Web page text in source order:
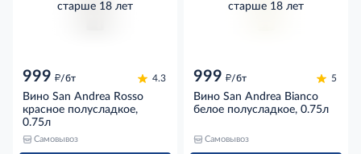
старше 18 лет
999 д/бт 4.3
Вино San Andrea Rosso
красное полусладкое,
0.75л
Самовывоз
старше 18 лет
999 д/бт 5
Вино San Andrea Bianco
белое полусладкое, 0.75л
Самовывоз